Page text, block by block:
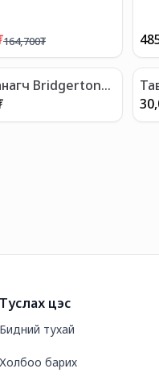
164,700₮
Bridgerton
Туслах цэс
Бидний тухай
Холбоо барих